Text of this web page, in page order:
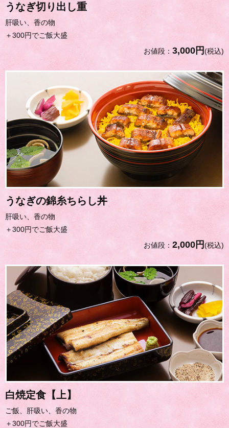
うなぎ切り出し重
肝吸い、香の物
＋300円でご飯大盛
お値段： 3,000円(税込)
うなぎの錦糸ちらし丼
肝吸い、香の物
＋300円でご飯大盛
お値段： 2,000円(税込)
白焼定食【上】
ご飯、肝吸い、香の物
＋300円でご飯大盛